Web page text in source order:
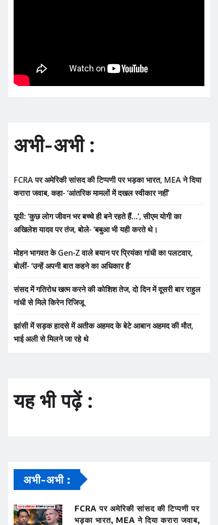
अभी-अभी :
FCRA पर अमेरिकी सांसद की टिप्पणी पर भड़का भारत, MEA ने दिया
करारा जवाब, कहा- ‘आंतरिक मामलों में दखल स्वीकार नहीं’
यूपी: ‘कुछ लोग जीवन भर बच्चे ही बने रहते हैं…’, सीएम योगी का
अखिलेश यादव पर तंज, बोले- ‘बबुआ भी यही करते थे।
मोहन भागवत के Gen-Z वाले बयान पर प्रियंका गांधी का पलटवार,
बोलीं- ‘उन्हें अपनी बात कहने का अधिकार है’
संसद में गतिरोध खत्म करने की कोशिश तेज, दो दिन में दूसरी बार राहुल
गांधी से मिले किरेन रिजिजू
झांसी में सड़क हादसे में अतीक अहमद के बेटे आबान अहमद की मौत,
भाई अली से मिलने जा रहे थे
यह भी पढ़ें :
अभी-अभी :
FCRA पर अमेरिकी सांसद की टिप्पणी पर
भड़का भारत, MEA ने दिया करारा जवाब,